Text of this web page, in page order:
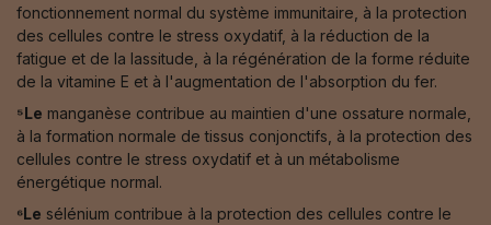
fonctionnement normal du système immunitaire, à la protection
des cellules contre le stress oxydatif, à la réduction de la
fatigue et de la lassitude, à la régénération de la forme réduite
de la vitamine E et à l'augmentation de l'absorption du fer.
⁵Le manganèse contribue au maintien d'une ossature normale,
à la formation normale de tissus conjonctifs, à la protection des
cellules contre le stress oxydatif et à un métabolisme
énergétique normal.
⁶Le sélénium contribue à la protection des cellules contre le